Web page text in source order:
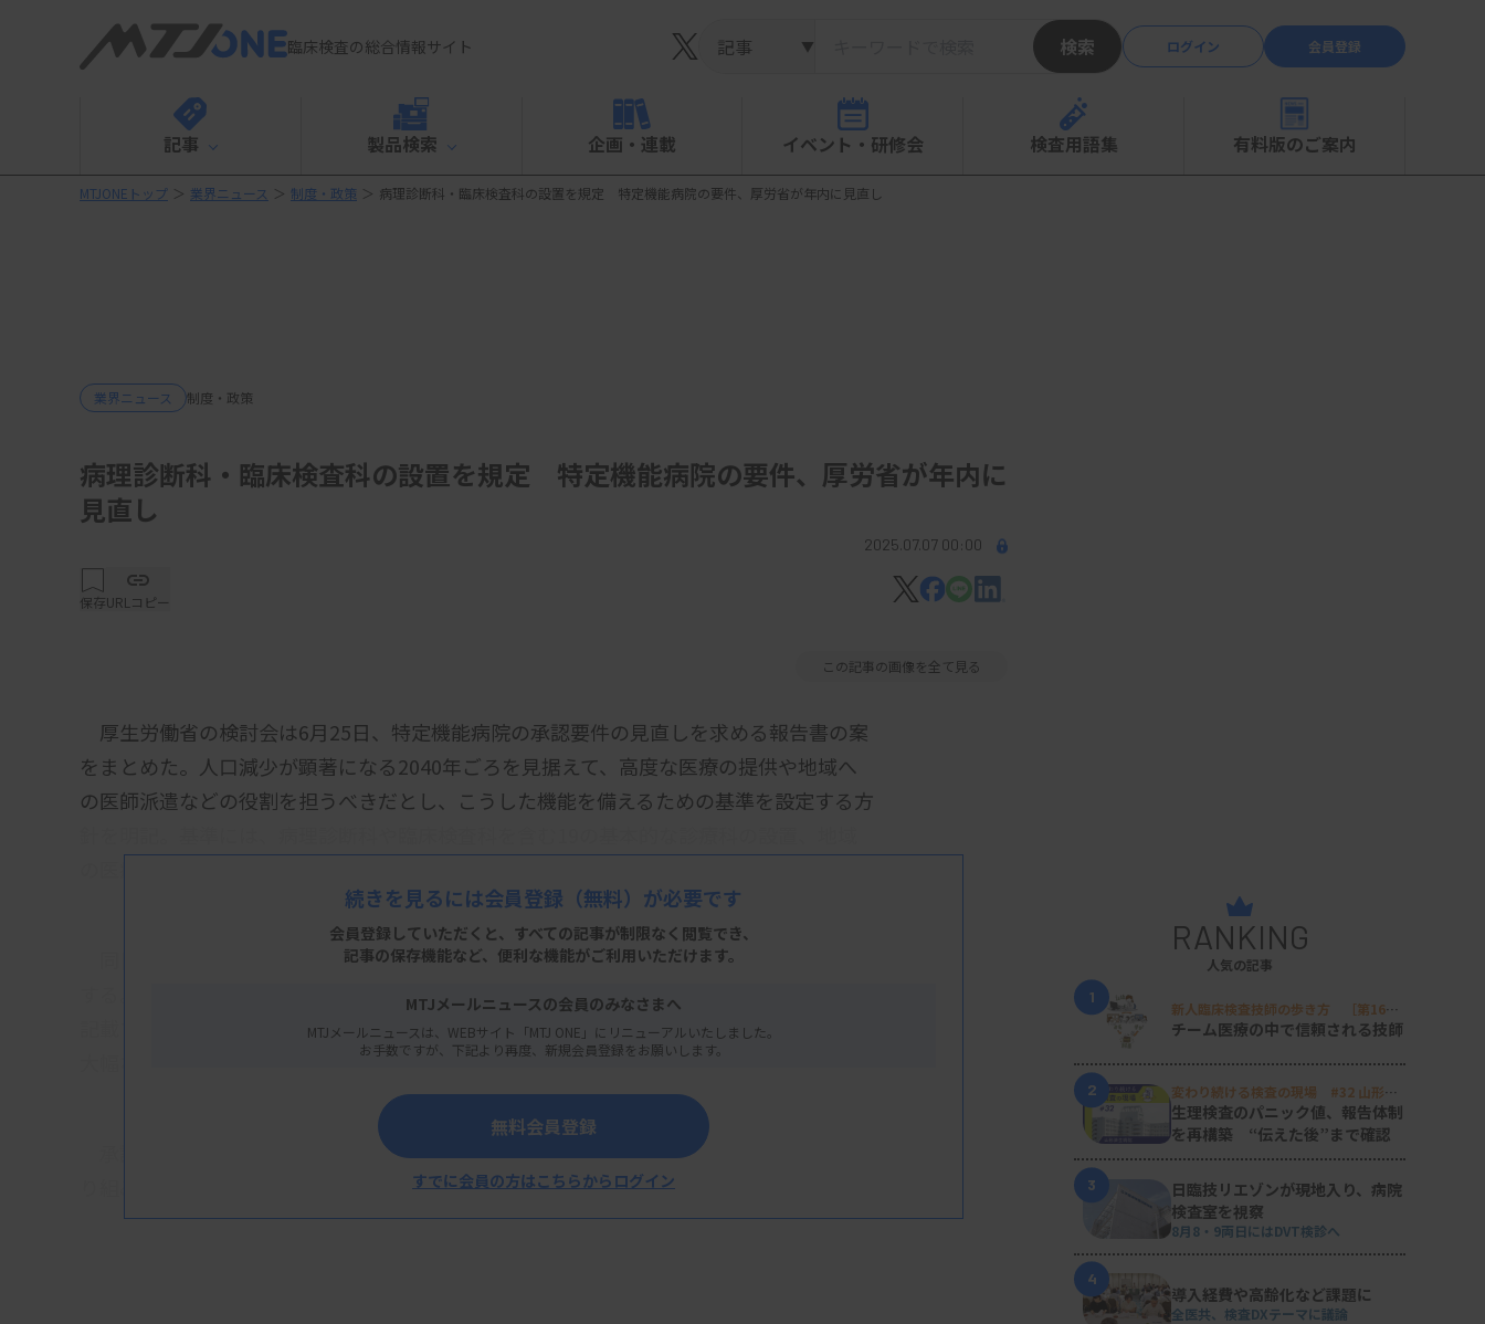
臨床検査の総合情報サイト ▼ 検索 ログイン 会員登録
記事 製品検索 企画・連載 イベント・研修会 検査用語集 有料版のご案内
MTJONEトップ ＞ 業界ニュース ＞ 制度・政策 ＞ 病理診断科・臨床検査科の設置を規定 特定機能病院の要件、厚労省が年内に見直し
業界ニュース 制度・政策
病理診断科・臨床検査科の設置を規定 特定機能病院の要件、厚労省が年内に
見直し
2025.07.07 00:00
保存URLコピー
この記事の画像を全て見る
厚生労働省の検討会は6月25日、特定機能病院の承認要件の見直しを求める報告書の案
をまとめた。人口減少が顕著になる2040年ごろを見据えて、高度な医療の提供や地域へ
の医師派遣などの役割を担うべきだとし、こうした機能を備えるための基準を設定する方
同日の会合で厚労省の案を大筋で了承した。一部の記載を修正するなどして近く成案に
する。成案には、2月に合意していた検体検査の内部精度管理・外部精度管理の義務化も
記載する。この内容に沿って厚労省は、年内に承認要件を見直す方針で、制度創設以来の
承認要件の見直しでは、満たすべき基準である「基礎的基準」と、各病院の自主的な取
り組みを上乗せで評価する「発展的基準」の2階層とする。
続きを見るには会員登録 （無料）が必要です
会員登録していただくと、すべての記事が制限なく閲覧でき、
記事の保存機能など、便利な機能がご利用いただけます。
MTJメールニュースの会員のみなさまへ
MTJメールニュースは、WEBサイト「MTJ ONE」にリニューアルいたしました。
お手数ですが、下記より再度、新規会員登録をお願いします。
無料会員登録
すでに会員の方はこちらからログイン
RANKING
人気の記事
1
新人臨床検査技師の歩き方 ［第16
回］
チーム医療の中で信頼される技師
2
変わり続ける検査の現場 #32 山形済
生病院
生理検査のパニック値、報告体制
を再構築 “伝えた後”まで確認
3
日臨技リエゾンが現地入り、病院
検査室を視察
8月8・9両日にはDVT検診へ
4
導入経費や高齢化など課題に
全医共、検査DXテーマに議論